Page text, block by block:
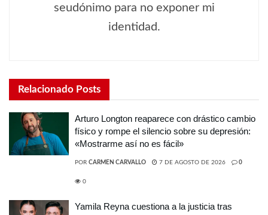
seudónimo para no exponer mi
identidad.
Relacionado Posts
Arturo Longton reaparece con drástico cambio
físico y rompe el silencio sobre su depresión:
«Mostrarme así no es fácil»
POR CARMEN CARVALLO 7 DE AGOSTO DE 2026 0
0
Yamila Reyna cuestiona a la justicia tras